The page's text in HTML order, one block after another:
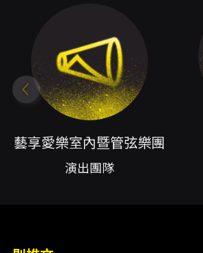
提琴獨奏戴志勳、小提琴獨奏蔡
內容簡介
「光音乍現」（Echoes of
藝享愛樂音樂教育推廣協會主辦
室內暨管弦樂團、新瀛愛樂、
以及藝享愛樂青少年弦樂團與青
多方演出力量，於臺北市中山
步錄影。主辦單位多年來以音樂
豐富且具層次，跨越大眾熟悉的
藝享愛樂室內暨管弦樂團
演出團隊